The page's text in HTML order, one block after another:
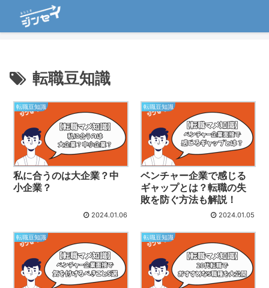
転職豆知識
転職豆知識
私に合うのは大企業？中
小企業？
2024.01.06
転職豆知識
ベンチャー企業で感じる
ギャップとは？転職の失
敗を防ぐ方法も解説！
2024.01.05
転職豆知識 転職豆知識